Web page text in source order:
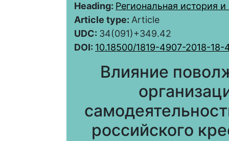
Heading: Региональная история
Article type: Article
UDC: 34(091)+349.42
DOI: 10.18500/1819-4907-2018-
Влияние
российского